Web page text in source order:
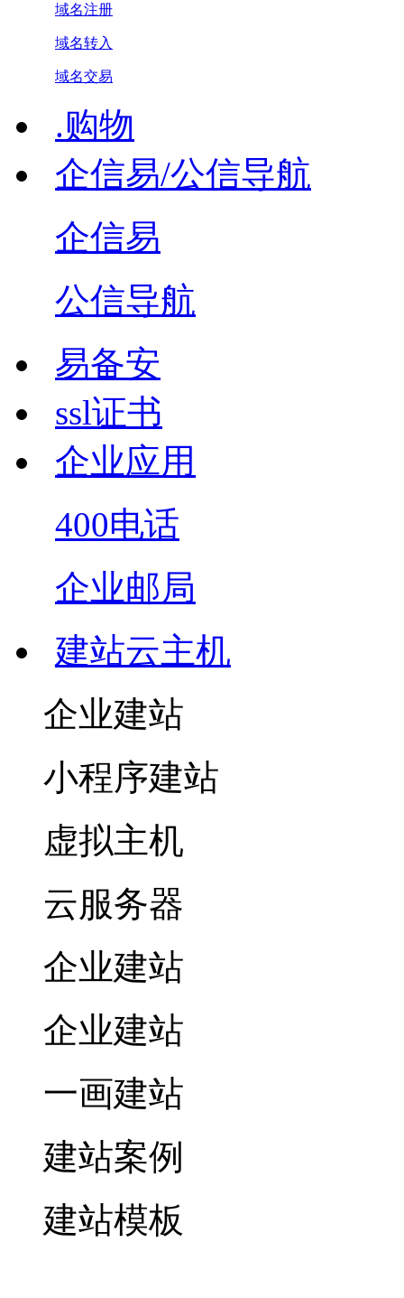
域名注册
域名转入
域名交易
.购物
企信易/公信导航
企信易
公信导航
易备安
ssl证书
企业应用
400电话
企业邮局
建站云主机
企业建站
小程序建站
虚拟主机
云服务器
企业建站
企业建站
一画建站
建站案例
建站模板